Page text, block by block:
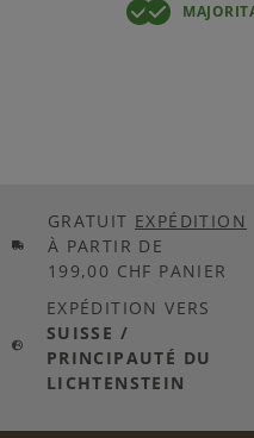
GRATUIT EXPÉDITION
À PARTIR DE
199,00 CHF PANIER
EXPÉDITION VERS
SUISSE /
PRINCIPAUTÉ DU
LICHTENSTEIN